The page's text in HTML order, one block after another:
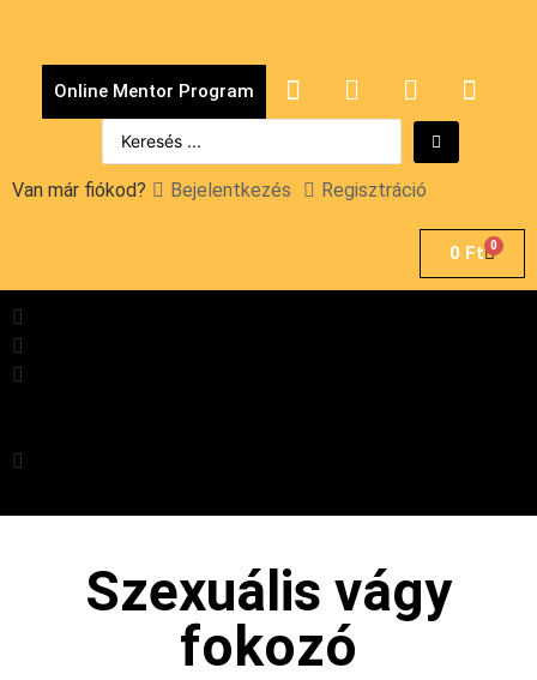
Online Mentor Program
Van már fiókod? Bejelentkezés Regisztráció
0 Ft 0
Szexuális vágy
fokozó